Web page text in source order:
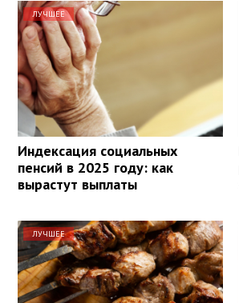
ЛУЧШЕЕ
Индексация социальных
пенсий в 2025 году: как
вырастут выплаты
ЛУЧШЕЕ